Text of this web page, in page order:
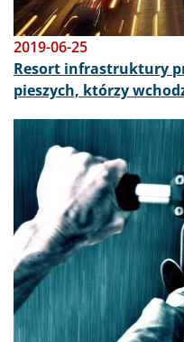
2019-06-25
Resort infrastruktury
pieszych, którzy
Obraz